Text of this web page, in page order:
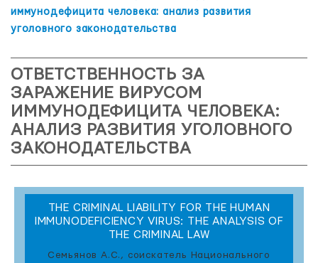
иммунодефицита человека: анализ развития
уголовного законодательства
ОТВЕТСТВЕННОСТЬ ЗА
ЗАРАЖЕНИЕ ВИРУСОМ
ИММУНОДЕФИЦИТА ЧЕЛОВЕКА:
АНАЛИЗ РАЗВИТИЯ УГОЛОВНОГО
ЗАКОНОДАТЕЛЬСТВА
THE CRIMINAL LIABILITY FOR THE HUMAN
IMMUNODEFICIENCY VIRUS: THE ANALYSIS OF
THE CRIMINAL LAW
Семьянов А.С., соискатель Национального